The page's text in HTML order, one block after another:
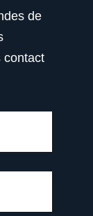
de
contact